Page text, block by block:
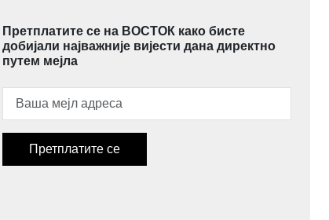
Претплатите се на ВОСТОК како бисте
добијали најважније вијести дана директно
путем мејла
Претплатите се